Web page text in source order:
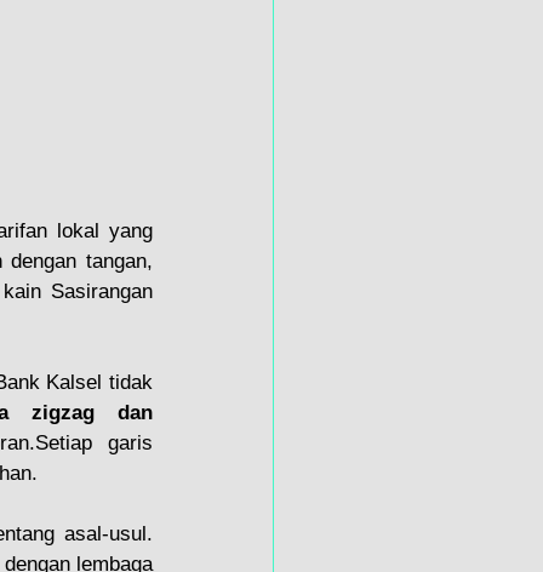
lokal yang
tangan,
Sasirangan
Kalsel tidak
zigzag dan
garis
asal-usul.
lembaga